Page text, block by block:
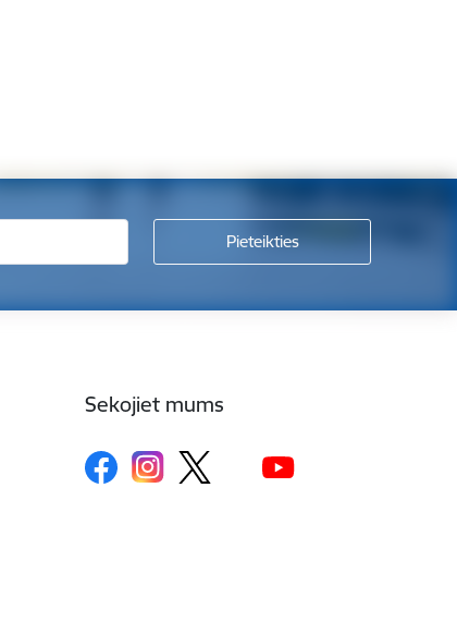
Sekojiet mums